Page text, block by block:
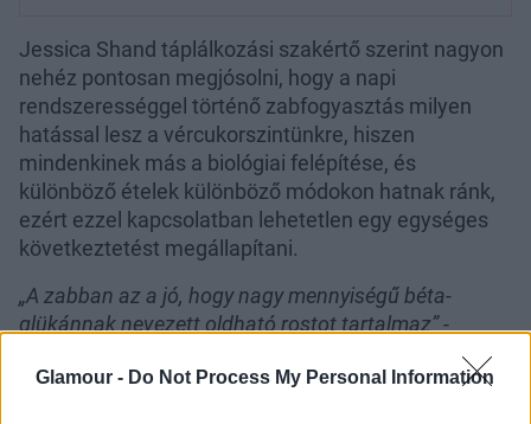
Glamour - Do Not Process My Personal Information
Jessica Shand táplálkozási szakértő szerint nagyon
nehéz pontosan megjósolni, hogy a napi
rendszerességgel történő zabfogyasztás milyen
hatással lesz a vércukorszintünkre, hiszen
mindenkinek más a biológiai felépítése, és
különböző ételek különböző módokon hatnak ránk,
ezért ezzel kapcsolatban lehetetlen egy egységes
következtetést megállapítani.
„A zabban az a jó, hogy nagy mennyiségű béta-
glükánnak nevezett oldható rostot tartalmaz”-
mondja Jessica. Ez a fajta rost pedig fokozhatja a jó
baktériumok szaporodását az emésztőrendszerben,